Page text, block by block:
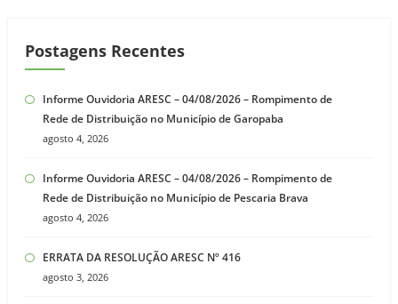
Postagens Recentes
Informe Ouvidoria ARESC – 04/08/2026 – Rompimento de
Rede de Distribuição no Município de Garopaba
agosto 4, 2026
Informe Ouvidoria ARESC – 04/08/2026 – Rompimento de
Rede de Distribuição no Município de Pescaria Brava
agosto 4, 2026
ERRATA DA RESOLUÇÃO ARESC Nº 416
agosto 3, 2026